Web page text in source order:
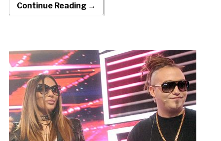
Continue Reading →